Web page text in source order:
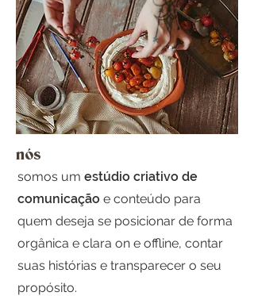
nós
somos um estúdio criativo de
comunicação e conteúdo para
quem deseja se posicionar de forma
orgânica e clara on e offline, contar
suas histórias e transparecer o seu
propósito.